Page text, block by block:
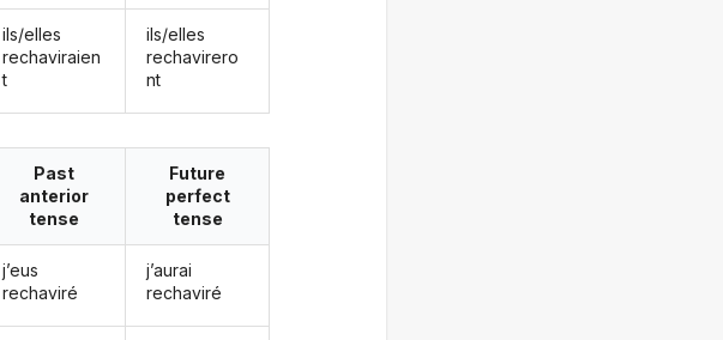
ils/elles
rechaviraien
t
ils/elles
rechavirero
nt
Past
anterior
tense
j’eus
rechaviré
Future
perfect
tense
j’aurai
rechaviré